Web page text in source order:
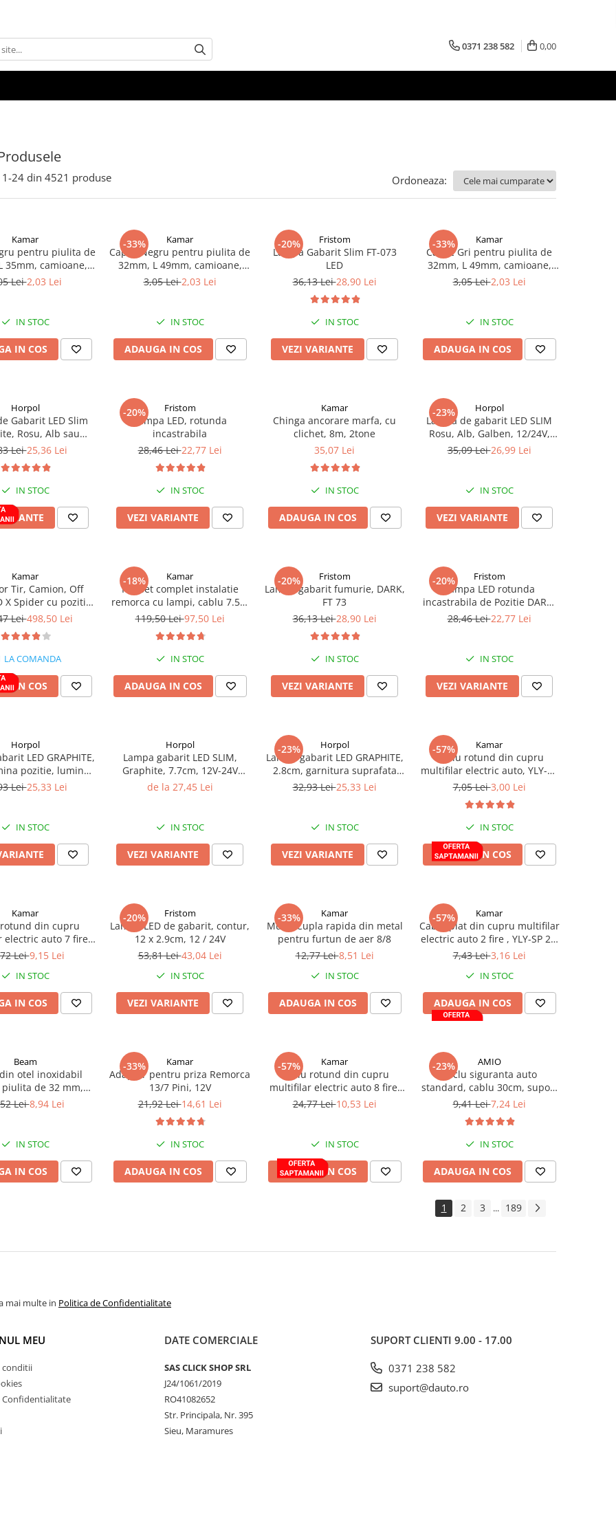
0371 238 582 0,00
1-24 din 4521 produse Ordoneaza:
Kamar
pentru piulita de
35mm, camioane,
Lei2,03 Lei
IN STOC
IN COS
-33% Kamar
Capac Negru pentru piulita de
32mm, L 49mm, camioane,
semiremorci
3,05 Lei2,03 Lei
IN STOC
ADAUGA IN COS
-20% Fristom
Lampa Gabarit Slim FT-073
LED
36,13 Lei28,90 Lei
IN STOC
VEZI VARIANTE
-33% Kamar
Capac Gri pentru piulita de
32mm, L 49mm, camioane,
semiremorci
3,05 Lei2,03 Lei
IN STOC
ADAUGA IN COS
Horpol
Gabarit LED Slim
Rosu, Alb sau
24V, IP68, 8.42 x
sau curbate
Lei25,36 Lei
IN STOC
-20% Fristom
Lampa LED, rotunda
incastrabila
28,46 Lei22,77 Lei
IN STOC
VEZI VARIANTE
Kamar
Chinga ancorare marfa, cu
clichet, 8m, 2tone
35,07 Lei
IN STOC
ADAUGA IN COS
-23% Horpol
Lampa de gabarit LED SLIM
Rosu, Alb, Galben, 12/24V,
IP68, 7.75 x 1.85 x 1.09cm
35,09 Lei26,99 Lei
IN STOC
VEZI VARIANTE
Kamar
Tir, Camion, Off
X Spider cu pozitie,
portocaliu,
Lei498,50 Lei
LA COMANDA
IN COS
-18% Kamar
Kit, set complet instalatie
remorca cu lampi, cablu 7.5m
si stecher
119,50 Lei97,50 Lei
IN STOC
ADAUGA IN COS
-20% Fristom
Lampa gabarit fumurie, DARK,
FT 73
36,13 Lei28,90 Lei
IN STOC
VEZI VARIANTE
-20% Fristom
Lampa LED rotunda
incastrabila de Pozitie DARK,
12/24V
28,46 Lei22,77 Lei
IN STOC
VEZI VARIANTE
Horpol
LED GRAPHITE,
pozitie, lumina
tub 6cm, 12V-
Lei25,33 Lei
IN STOC
Horpol
Lampa gabarit LED SLIM,
Graphite, 7.7cm, 12V-24V
rosu, portocaliu, alb fumuriu
de la 27,45 Lei
IN STOC
VEZI VARIANTE
-23% Horpol
Lampa gabarit LED GRAPHITE,
2.8cm, garnitura suprafata
plana, 12V-24V
32,93 Lei25,33 Lei
IN STOC
VEZI VARIANTE
-57% Kamar
Cablu rotund din cupru
multifilar electric auto, YLY-SP
2 x 0,75
7,05 Lei3,00 Lei
IN STOC
ADAUGA IN COS
Kamar
din cupru
electric auto 7 fire,
YLYS 7x0.5
Lei9,15 Lei
IN STOC
IN COS
-20% Fristom
Lampa LED de gabarit, contur,
12 x 2.9cm, 12 / 24V
53,81 Lei43,04 Lei
IN STOC
VEZI VARIANTE
-33% Kamar
Mufa, Cupla rapida din metal
pentru furtun de aer 8/8
12,77 Lei8,51 Lei
IN STOC
ADAUGA IN COS
-57% Kamar
Cablu plat din cupru multifilar
electric auto 2 fire , YLY-SP 2 x
0,75
7,43 Lei3,16 Lei
IN STOC
ADAUGA IN COS
Beam
otel inoxidabil
de 32 mm,
55 mm, inaltime 45
Lei8,94 Lei
IN STOC
IN COS
-33% Kamar
Adaptor pentru priza Remorca
13/7 Pini, 12V
21,92 Lei14,61 Lei
IN STOC
ADAUGA IN COS
-57% Kamar
Cablu rotund din cupru
multifilar electric auto 8 fire,
YLYS 7x1.0 + 1x1.5mm
24,77 Lei10,53 Lei
IN STOC
ADAUGA IN COS
-23% AMIO
Soclu siguranta auto
standard, cablu 30cm, suport
siguranta fuzibila, protectie
9,41 Lei7,24 Lei
IN STOC
ADAUGA IN COS
1 2 3 ... 189
mai multe in Politica de Confidentialitate
MEU
conditii
Confidentialitate
DATE COMERCIALE
SAS CLICK SHOP SRL
J24/1061/2019
RO41082652
Str. Principala, Nr. 395
Sieu, Maramures
SUPORT CLIENTI 9.00 - 17.00
0371 238 582
suport@dauto.ro